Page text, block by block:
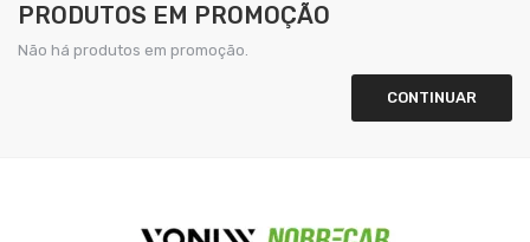
PRODUTOS EM PROMOÇÃO
Não há produtos em promoção.
CONTINUAR